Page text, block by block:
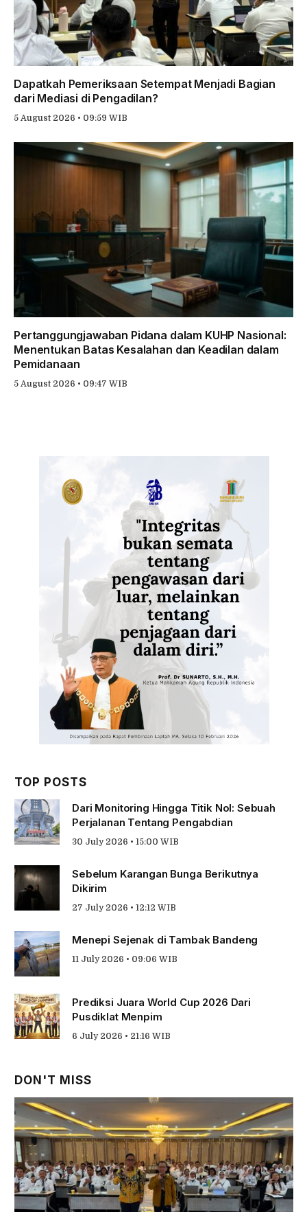
Dapatkah Pemeriksaan Setempat Menjadi Bagian
dari Mediasi di Pengadilan?
5 August 2026 • 09:59 WIB
Pertanggungjawaban Pidana dalam KUHP Nasional:
Menentukan Batas Kesalahan dan Keadilan dalam
Pemidanaan
5 August 2026 • 09:47 WIB
TOP POSTS
Dari Monitoring Hingga Titik Nol: Sebuah
Perjalanan Tentang Pengabdian
30 July 2026 • 15:00 WIB
Sebelum Karangan Bunga Berikutnya
Dikirim
27 July 2026 • 12:12 WIB
Menepi Sejenak di Tambak Bandeng
11 July 2026 • 09:06 WIB
Prediksi Juara World Cup 2026 Dari
Pusdiklat Menpim
6 July 2026 • 21:16 WIB
DON'T MISS